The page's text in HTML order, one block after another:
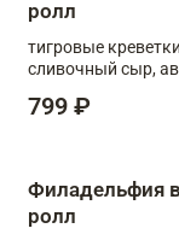
ролл
тигровые
сливочный сыр,
799 ₽
Филадельфия
ролл